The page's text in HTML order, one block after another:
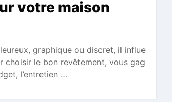
votre maison
graphique ou discret, il influe
choisir le bon revêtement, vous gag
l’entretien …